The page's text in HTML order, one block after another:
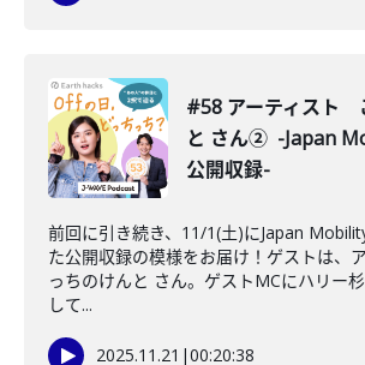
#58 アーティスト
と さん② -Japan
公開収録-
前回に引き続き、11/1(土)にJapan
た公開収録の模様をお届け！ゲストは、
っちのけんと さん。ゲストMCにハリー
して...
2025.11.21 |00:20:38